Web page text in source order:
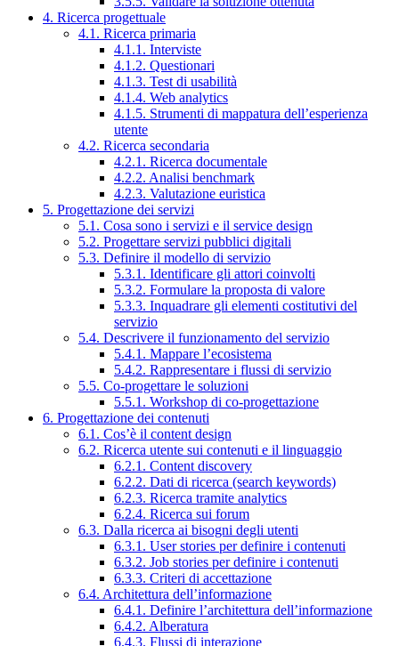
4. Ricerca progettuale
4.1. Ricerca primaria
4.1.1. Interviste
4.1.2. Questionari
4.1.3. Test di usabilità
4.1.4. Web analytics
4.1.5. Strumenti di mappatura dell’esperienza
utente
4.2. Ricerca secondaria
4.2.1. Ricerca documentale
4.2.2. Analisi benchmark
4.2.3. Valutazione euristica
5. Progettazione dei servizi
5.1. Cosa sono i servizi e il service design
5.2. Progettare servizi pubblici digitali
5.3. Definire il modello di servizio
5.3.1. Identificare gli attori coinvolti
5.3.2. Formulare la proposta di valore
5.3.3. Inquadrare gli elementi costitutivi del
servizio
5.4. Descrivere il funzionamento del servizio
5.4.1. Mappare l’ecosistema
5.4.2. Rappresentare i flussi di servizio
5.5. Co-progettare le soluzioni
5.5.1. Workshop di co-progettazione
6. Progettazione dei contenuti
6.1. Cos’è il content design
6.2. Ricerca utente sui contenuti e il linguaggio
6.2.1. Content discovery
6.2.2. Dati di ricerca (search keywords)
6.2.3. Ricerca tramite analytics
6.2.4. Ricerca sui forum
6.3. Dalla ricerca ai bisogni degli utenti
6.3.1. User stories per definire i contenuti
6.3.2. Job stories per definire i contenuti
6.3.3. Criteri di accettazione
6.4. Architettura dell’informazione
6.4.1. Definire l’architettura dell’informazione
6.4.2. Alberatura
6.4.3. Flussi di interazione